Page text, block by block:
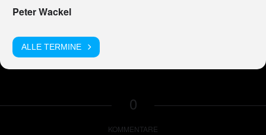
Peter Wackel
ALLE TERMINE
0
KOMMENTARE